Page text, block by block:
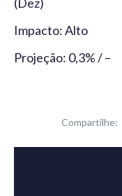
Impacto: Alto
Projeção: 0,3% / –
Compartilhe: